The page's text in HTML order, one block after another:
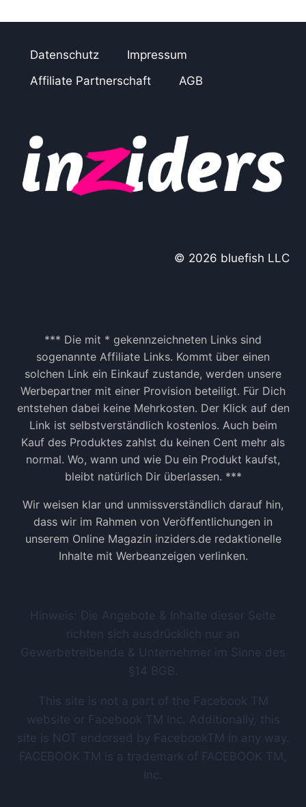
Datenschutz
Impressum
Affiliate Partnerschaft
AGB
© 2026 bluefish LLC
*** Die mit * gekennzeichneten Links sind
sogenannte Affiliate Links. Kommt über einen
solchen Link ein Einkauf zustande, werden unsere
Werbepartner mit einer Provision beteiligt. Für Dich
entstehen dabei keine Mehrkosten. Der Klick auf den
Link ist selbstverständlich kostenlos. Auch beim
Kauf des Produktes zahlst du keinen Cent mehr als
normal. Wo, wann und wie Du ein Produkt kaufst,
bleibt natürlich Dir überlassen. ***
Wir weisen klar und unmissverständlich darauf hin,
dass wir im Rahmen von Veröffentlichungen in
unserem Online Magazin inziders.de redaktionelle
Inhalte mit Werbeanzeigen verlinken.
Hinweis: Die Angebote & Inhalte dieser Seite
richten sich ausdrücklich nur an
Gewerbetreibende & Unternehmer im Sinne des
§14 BGB.
This site is not a part of the Facebook TM
website or Facebook TM Inc. Additionally, this
site is NOT endorsed by FacebookTM in any way.
FACEBOOK TM is a trademark of FACEBOOK TM,
Inc.